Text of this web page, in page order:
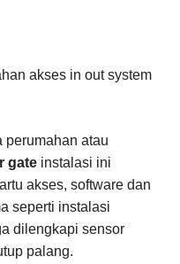
akses in out system
perumahan atau
gate instalasi ini
akses, software dan
seperti instalasi
dilengkapi sensor
palang.